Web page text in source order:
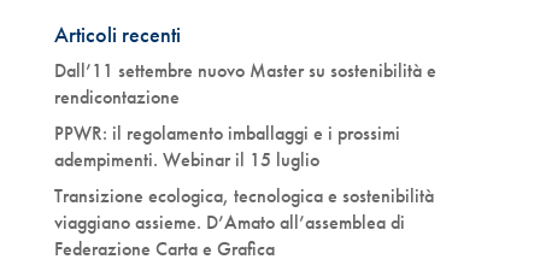
Articoli recenti
Dall’11 settembre nuovo Master su sostenibilità e
rendicontazione
PPWR: il regolamento imballaggi e i prossimi
adempimenti. Webinar il 15 luglio
Transizione ecologica, tecnologica e sostenibilità
viaggiano assieme. D’Amato all’assemblea di
Federazione Carta e Grafica